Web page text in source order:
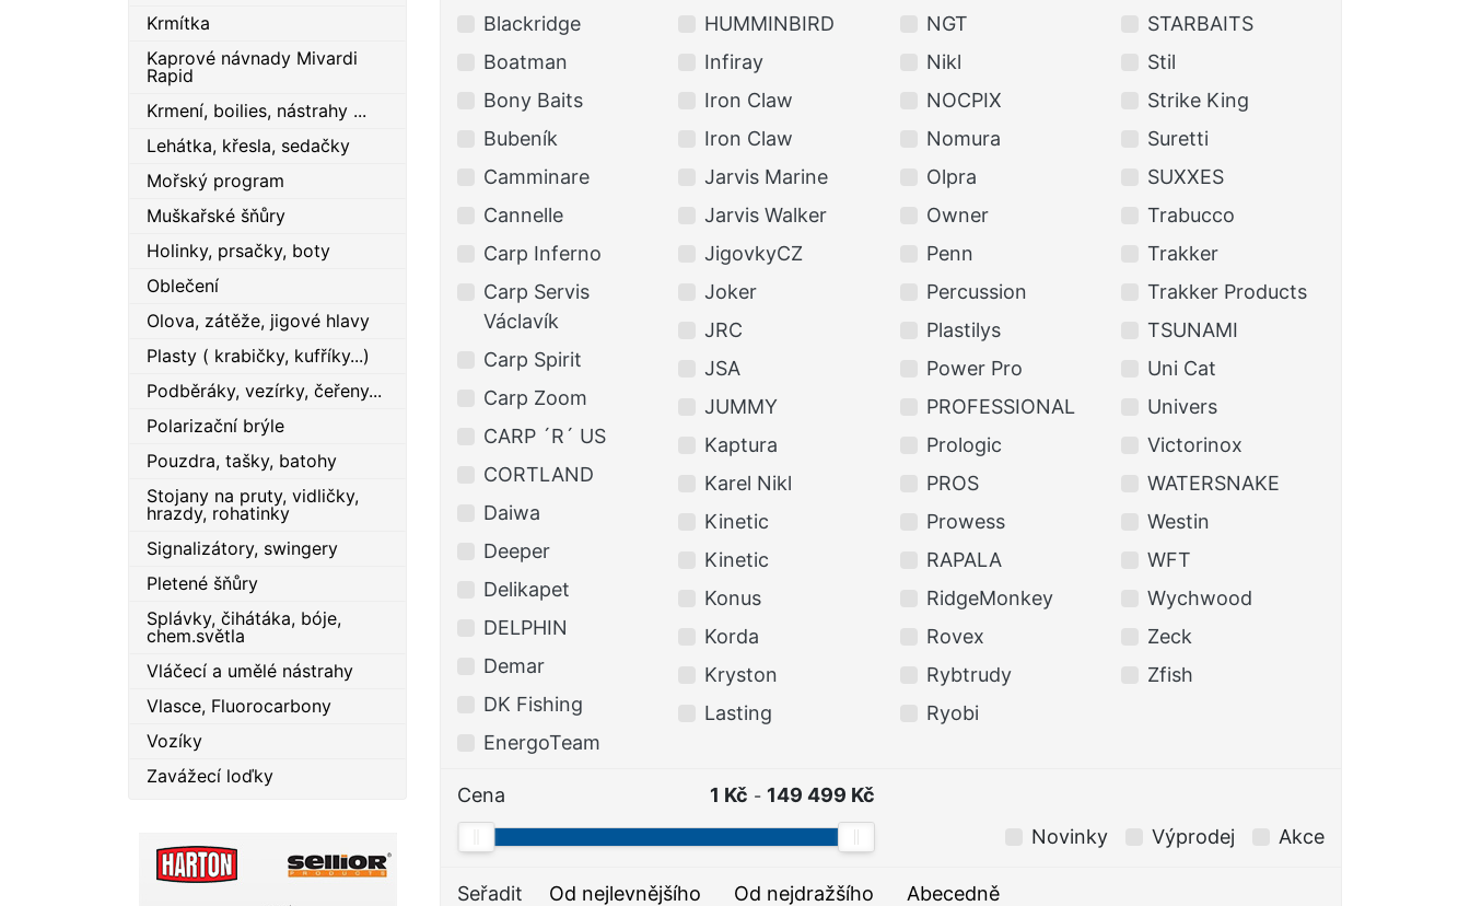
Krmítka
Kaprové návnady Mivardi
Rapid
Krmení, boilies, nástrahy ...
Lehátka, křesla, sedačky
Mořský program
Muškařské šňůry
Holinky, prsačky, boty
Oblečení
Olova, zátěže, jigové hlavy
Plasty ( krabičky, kufříky...)
Podběráky, vezírky, čeřeny...
Polarizační brýle
Pouzdra, tašky, batohy
Stojany na pruty, vidličky,
hrazdy, rohatinky
Signalizátory, swingery
Pletené šňůry
Splávky, čihátáka, bóje,
chem.světla
Vláčecí a umělé nástrahy
Vlasce, Fluorocarbony
Vozíky
Zavážecí loďky
Blackridge
Boatman
Bony Baits
Bubeník
Camminare
Cannelle
Carp Inferno
Carp Servis
Václavík
Carp Spirit
Carp Zoom
CARP ´R´ US
CORTLAND
Daiwa
Deeper
Delikapet
DELPHIN
Demar
DK Fishing
EnergoTeam
HUMMINBIRD
Infiray
Iron Claw
Iron Claw
Jarvis Marine
Jarvis Walker
JigovkyCZ
Joker
JRC
JSA
JUMMY
Kaptura
Karel Nikl
Kinetic
Kinetic
Konus
Korda
Kryston
Lasting
NGT
Nikl
NOCPIX
Nomura
Olpra
Owner
Penn
Percussion
Plastilys
Power Pro
PROFESSIONAL
Prologic
PROS
Prowess
RAPALA
RidgeMonkey
Rovex
Rybtrudy
Ryobi
STARBAITS
Stil
Strike King
Suretti
SUXXES
Trabucco
Trakker
Trakker Products
TSUNAMI
Uni Cat
Univers
Victorinox
WATERSNAKE
Westin
WFT
Wychwood
Zeck
Zfish
Cena 1 Kč - 149 499 Kč
Novinky
Výprodej Akce
Seřadit Od nejlevnějšího Od nejdražšího Abecedně